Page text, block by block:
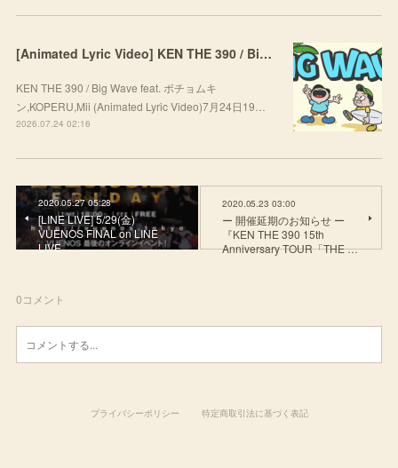
[Animated Lyric Video] KEN THE 390 / Big Wave feat. ポチョムキン,KOPERU,Mii
KEN THE 390 / Big Wave feat. ポチョムキ
ン,KOPERU,Mii (Animated Lyric Video)7月24日19…
2026.07.24 02:16
2020.05.27 05:28
[LINE LIVE] 5/29(金)
VUENOS FINAL on LINE
LIVE
2020.05.23 03:00
ー 開催延期のお知らせ ー
『KEN THE 390 15th
Anniversary TOUR「THE …
0コメント
プライバシーポリシー 特定商取引法に基づく表記